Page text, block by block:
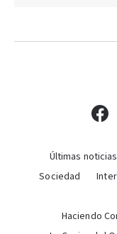
Últimas noticias
Sociedad
Haciendo